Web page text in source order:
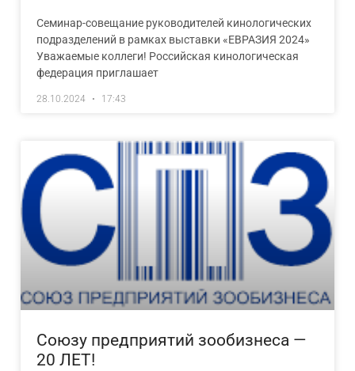
Семинар-совещание руководителей кинологических
подразделений в рамках выставки «ЕВРАЗИЯ 2024»
Уважаемые коллеги! Российская кинологическая
федерация приглашает
28.10.2024 17:43
Союзу предприятий зообизнеса —
20 ЛЕТ!